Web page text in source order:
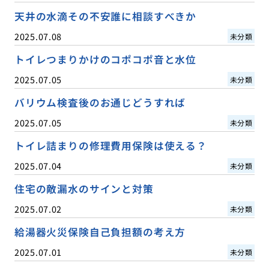
天井の水滴その不安誰に相談すべきか
2025.07.08 未分類
トイレつまりかけのコポコポ音と水位
2025.07.05 未分類
バリウム検査後のお通じどうすれば
2025.07.05 未分類
トイレ詰まりの修理費用保険は使える？
2025.07.04 未分類
住宅の敵漏水のサインと対策
2025.07.02 未分類
給湯器火災保険自己負担額の考え方
2025.07.01 未分類